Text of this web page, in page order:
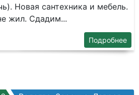
Новая сантехника и мебель.
жил. Сдадим...
Подробнее